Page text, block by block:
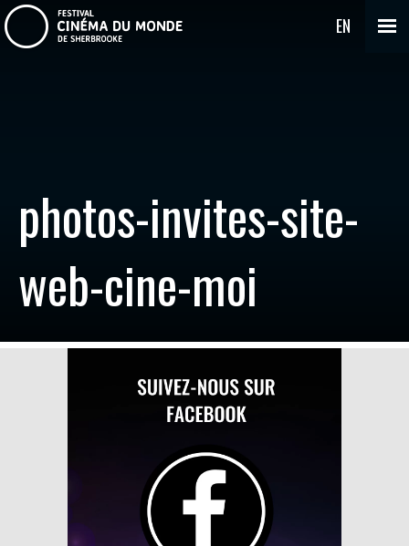
EN
photos-invites-site-
web-cine-moi